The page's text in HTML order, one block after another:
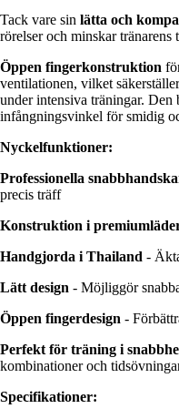
Tack vare sin lätta och
rörelser och minskar tränarens
Öppen fingerkonstruktion
ventilationen, vilket
under intensiva träningar.
infångningsvinkel för smidig
Nyckelfunktioner:
Professionella
precis träff
Konstruktion i
Handgjorda i Thailand -
Lätt design - Möjliggör
Öppen fingerdesign -
Perfekt för träning i
kombinationer och
Specifikationer: